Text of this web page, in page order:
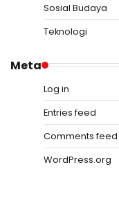
Sosial Budaya
Teknologi
Meta
Log in
Entries feed
Comments feed
WordPress.org